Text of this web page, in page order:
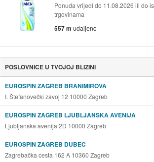
Ponuda vrijedi do 11.08.2026 ili do
trgovinama
557 m udaljeno
POSLOVNICE U TVOJOJ BLIZINI
EUROSPIN ZAGREB BRANIMIROVA
I. Štefanovečki zavoj 12 10000 Zagreb
EUROSPIN ZAGREB LJUBLJANSKA AVENIJA
Ljubljanska avenija 2D 10000 Zagreb
EUROSPIN ZAGREB DUBEC
Zagrebačka cesta 162 A 10360 Zagreb